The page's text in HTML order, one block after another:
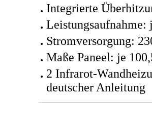
Integrierte
Leistungsaufnahme:
Stromversorgung:
Maße Paneel: je
2 Infrarot-
deutscher Anleitung